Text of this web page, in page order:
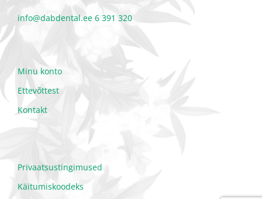
info@dabdental.ee 6 391 320
Minu konto
Ettevõttest
Kontakt
Privaatsustingimused
Käitumiskoodeks